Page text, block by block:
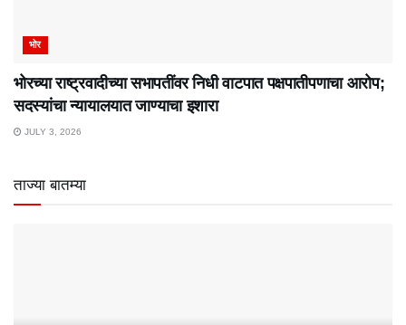
भोर
भोरच्या राष्ट्रवादीच्या सभापतींवर निधी वाटपात पक्षपातीपणाचा आरोप;
सदस्यांचा न्यायालयात जाण्याचा इशारा
JULY 3, 2026
ताज्या बातम्या